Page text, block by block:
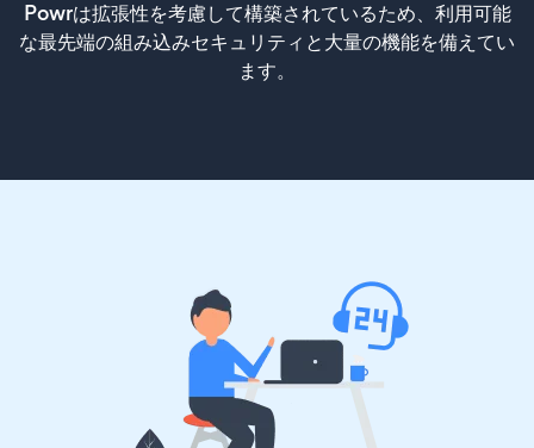
Powrは拡張性を考慮して構築されているため、利用可能
な最先端の組み込みセキュリティと大量の機能を備えてい
ます。